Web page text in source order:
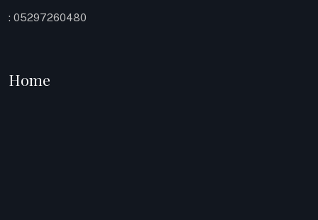
: 05297260480
Home